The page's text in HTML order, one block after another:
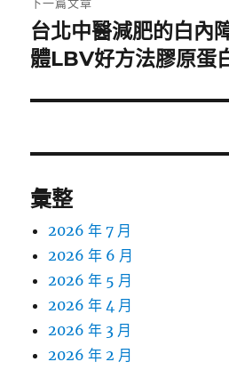
下
一
文
台北中醫減肥的白內
體LBV好方法膠原蛋
彙整
2026 年 7 月
2026 年 6 月
2026 年 5 月
2026 年 4 月
2026 年 3 月
2026 年 2 月